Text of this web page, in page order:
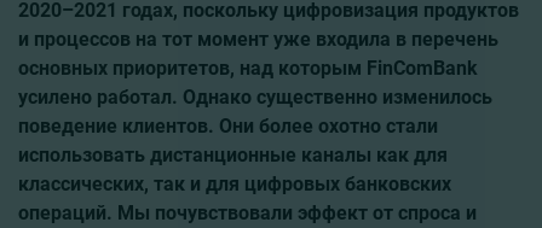
2020–2021 годах, поскольку цифровизация продуктов
и процессов на тот момент уже входила в перечень
основных приоритетов, над которым FinComBank
усилено работал. Однако существенно изменилось
поведение клиентов. Они более охотно стали
использовать дистанционные каналы как для
классических, так и для цифровых банковских
операций. Мы почувствовали эффект от спроса и